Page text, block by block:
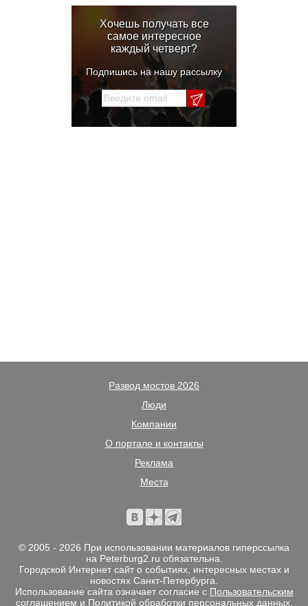
Хочешь получать все
самое интересное
каждый четверг?
Подпишись на нашу рассылку
Развод мостов 2026
Люди
Компании
О портале и контакты
Реклама
Места
© 2005 - 2026 При использовании материалов гиперссылка
на Peterburg2.ru обязательна.
Городской Интернет сайт о событиях, интересных местах и
новостях Санкт-Петербурга.
Использование сайта означает согласие с Пользовательским
соглашением и Политикой обработки персональных данных.